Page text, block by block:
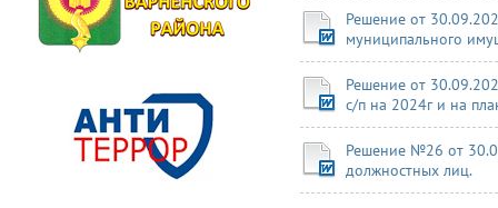
Решение от
муниципального
Решение от
с/п на 2024г и на
Решение №26 от
должностных лиц.